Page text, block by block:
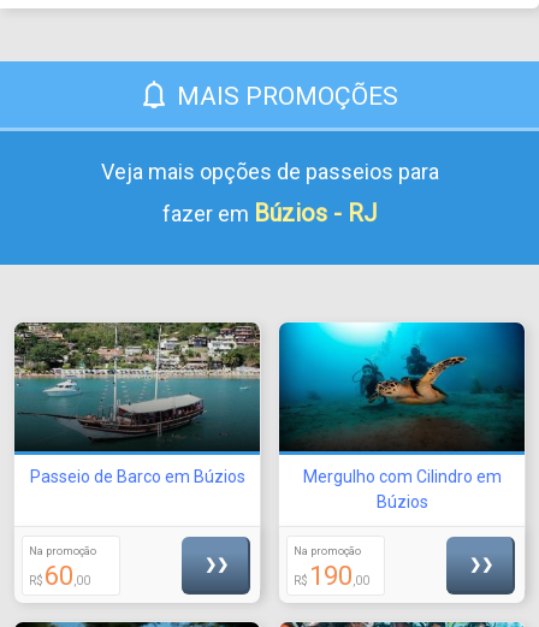
MAIS PROMOÇÕES
Veja mais opções de passeios para
fazer em Búzios - RJ
Passeio de Barco em Búzios
Na promoção
R$ 60 ,00
❯❯
Mergulho com Cilindro em
Búzios
Na promoção
R$ 190 ,00
❯❯